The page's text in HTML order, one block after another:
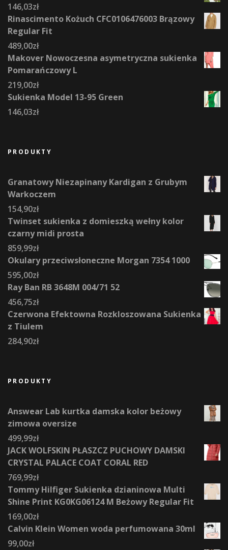
146,03zł
Rinascimento Kożuch CFC0106476003 Brązowy
Regular Fit
489,00zł
Makover Nowoczesna asymetryczna sukienka
Pomarańczowy L
219,00zł
Sukienka Model 13-95 Green
146,03zł
PRODUKTY
Granatowy Niezapinany Kardigan z Grubym
Warkoczem
154,90zł
Twinset sukienka z domieszką wełny kolor
czarny midi prosta
859,99zł
Okulary przeciwsłoneczne Morgan 7354 1000
595,00zł
Ray Ban RB 3648M 004/71 52
456,75zł
Czerwona Efektowna Rozkloszowana Sukienka
z Tiulem
284,90zł
PRODUKTY
Answear Lab kurtka damska kolor beżowy
zimowa oversize
499,99zł
JACK WOLFSKIN PŁASZCZ PUCHOWY DAMSKI
CRYSTAL PALACE COAT CORAL RED
769,99zł
Tommy Hilfiger Sukienka dzianinowa Multi
Shine Print KG0KG06124 M Beżowy Regular Fit
169,00zł
Calvin Klein Women woda perfumowana 30ml
99,00zł